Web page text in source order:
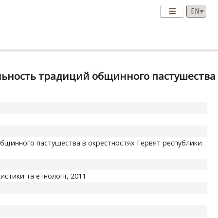
традиций общинного пастушества
пастушества в окрестностях Гервят республики
та етнології, 2011